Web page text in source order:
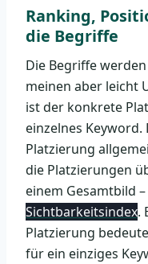
Ranking,
die Begriffe
Die Begriffe
meinen aber leicht
ist der konkrete
einzelnes Keyword.
Platzierung
die Platzierungen
einem Gesamtbild
Sichtbarkeitsindex.
Platzierung
für ein einziges